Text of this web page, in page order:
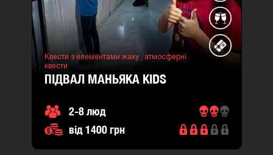
Квести з елементами жаху ,
атмосферні
квести
ПІДВАЛ МАНЬЯКА KIDS
2-8 люд
від 1400 грн